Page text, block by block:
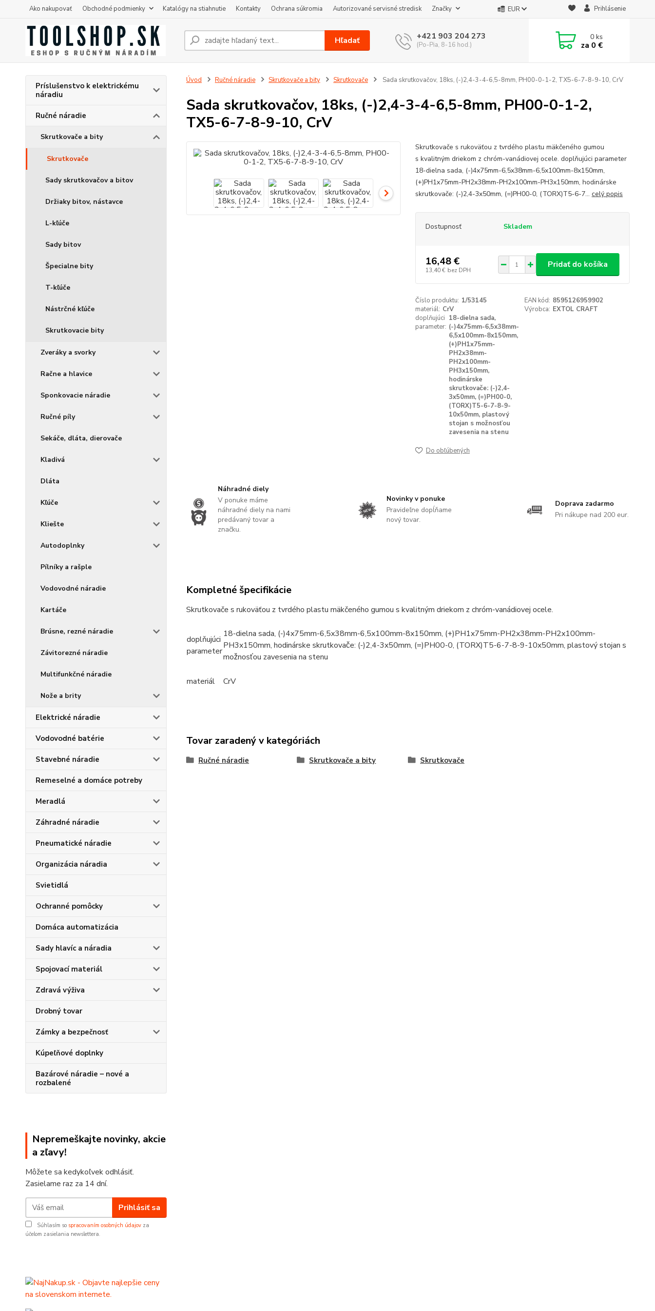
Ako nakupovať Obchodné podmienky Katalógy na stiahnutie Kontakty Ochrana súkromia Autorizované servisné stredisk Značky EUR Prihlásenie
Hľadať +421 903 204 273
(Po-Pia, 8-16 hod.)
0ks
za 0 €
Príslušenstvo k elektrickému
náradiu
Ručné náradie
Skrutkovače a bity
Skrutkovače
Sady skrutkovačov a bitov
Držiaky bitov, nástavce
L-kľúče
Sady bitov
Špecialne bity
T-kľúče
Nástrčné kľúče
Skrutkovacie bity
Zveráky a svorky
Račne a hlavice
Sponkovacie náradie
Ručné píly
Sekáče, dláta, dierovače
Kladivá
Dláta
Kľúče
Kliešte
Autodoplnky
Pílníky a rašple
Vodovodné náradie
Kartáče
Brúsne, rezné náradie
Závitorezné náradie
Multifunkčné náradie
Nože a brity
Elektrické náradie
Vodovodné batérie
Stavebné náradie
Remeselné a domáce potreby
Meradlá
Záhradné náradie
Pneumatické náradie
Organizácia náradia
Svietidlá
Ochranné pomôcky
Domáca automatizácia
Sady hlavíc a náradia
Spojovací materiál
Zdravá výživa
Drobný tovar
Zámky a bezpečnosť
Kúpeľňové doplnky
Bazárové náradie – nové a
rozbalené
Nepremeškajte novinky, akcie
a zľavy!
Môžete sa kedykoľvek odhlásiť.
Zasielame raz za 14 dní.
Prihlásiť sa
Súhlasím so spracovaním osobných údajov za
účelom zasielania newslettera.
Úvod Ručné náradie Skrutkovače a bity Skrutkovače Sada skrutkovačov, 18ks, (-)2,4-3-4-6,5-8mm, PH00-0-1-2, TX5-6-7-8-9-10, CrV
Sada skrutkovačov, 18ks, (-)2,4-3-4-6,5-8mm, PH00-0-1-2,
TX5-6-7-8-9-10, CrV
Skrutkovače s rukoväťou z tvrdého plastu mäkčeného gumou
s kvalitným driekom z chróm-vanádiovej ocele. doplňujúci parameter
18-dielna sada, (-)4x75mm-6,5x38mm-6,5x100mm-8x150mm,
(+)PH1x75mm-PH2x38mm-PH2x100mm-PH3x150mm, hodinárske
skrutkovače: (-)2,4-3x50mm, (=)PH00-0, (TORX)T5-6-7... celý popis
Dostupnosť Skladem
16,48 €
13,40 € bez DPH
Pridať do košíka
Číslo produktu: 1/53145 EAN kód: 8595126959902
materiál: CrV Výrobca: EXTOL CRAFT
doplňujúci
parameter:
18-dielna sada,
(-)4x75mm-6,5x38mm-
6,5x100mm-8x150mm,
(+)PH1x75mm-
PH2x38mm-
PH2x100mm-
PH3x150mm,
hodinárske
skrutkovače: (-)2,4-
3x50mm, (=)PH00-0,
(TORX)T5-6-7-8-9-
10x50mm, plastový
stojan s možnosťou
zavesenia na stenu
Do obľúbených
Náhradné diely
V ponuke máme
náhradné diely na nami
predávaný tovar a
značku.
Novinky v ponuke
Pravideľne dopĺňame
nový tovar.
Doprava zadarmo
Pri nákupe nad 200 eur.
Kompletné špecifikácie
Skrutkovače s rukoväťou z tvrdého plastu mäkčeného gumou s kvalitným driekom z chróm-vanádiovej ocele.
doplňujúci
parameter
18-dielna sada, (-)4x75mm-6,5x38mm-6,5x100mm-8x150mm, (+)PH1x75mm-PH2x38mm-PH2x100mm-
PH3x150mm, hodinárske skrutkovače: (-)2,4-3x50mm, (=)PH00-0, (TORX)T5-6-7-8-9-10x50mm, plastový stojan s
možnosťou zavesenia na stenu
materiál CrV
Tovar zaradený v kategóriách
Ručné náradie Skrutkovače a bity Skrutkovače